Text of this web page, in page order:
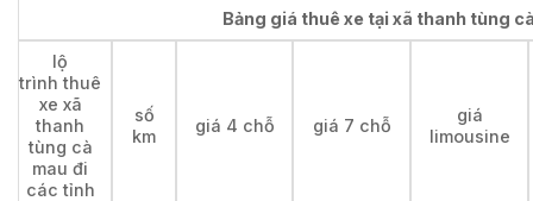
Bảng giá thuê xe tại xã thanh tùng
lộ
trình thuê
xe xã
thanh
tùng cà
mau đi
các tỉnh
số
km
giá 4 chỗ giá 7 chỗ
giá
limousine